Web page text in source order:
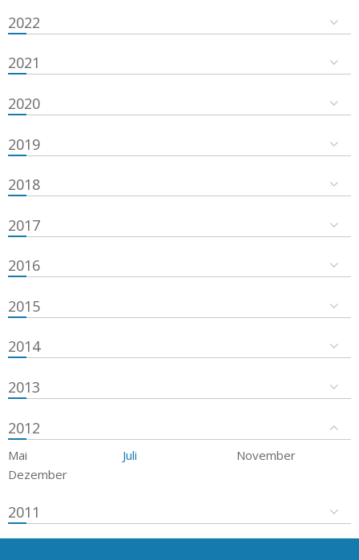
2022
2021
2020
2019
2018
2017
2016
2015
2014
2013
2012
Mai Juli
November
Dezember
2011